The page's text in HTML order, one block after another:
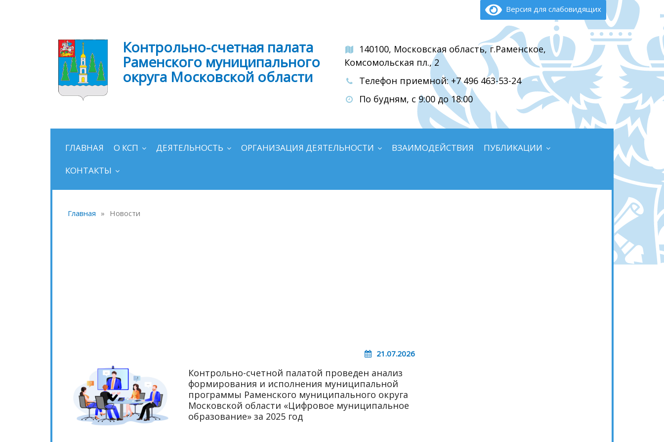
Версия для слабовидящих
Контрольно-счетная палата
Раменского муниципального
округа Московской области
140100, Московская область, г.Раменское,
Комсомольская пл., 2
Телефон приемной: +7 496 463-53-24
По будням, с 9:00 до 18:00
ГЛАВНАЯ О КСП ДЕЯТЕЛЬНОСТЬ ОРГАНИЗАЦИЯ ДЕЯТЕЛЬНОСТИ ВЗАИМОДЕЙСТВИЯ
ПУБЛИКАЦИИ
КОНТАКТЫ
Главная » Новости
21.07.2026
Контрольно-счетной палатой проведен анализ
формирования и исполнения муниципальной
программы Раменского муниципального округа
Московской области «Цифровое муниципальное
образование» за 2025 год